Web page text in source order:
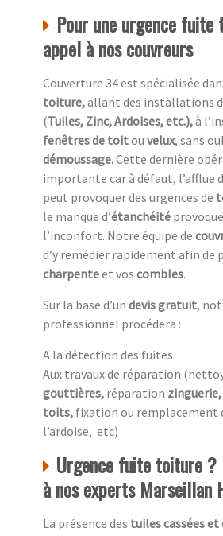
Pour une urgence
appel à nos couvreurs
Couverture 34 est spécialisée
toiture,allant des installations
(Tuiles, Zinc, Ardoises, etc.),à
fenêtres de toitou velux, sans
démoussage.Cette dernière
importante car à défaut, l’afflue
peut provoquer des urgences de
le manque d’étanchéité
l’inconfort. Notre équipe de
d’y remédier rapidement afin de
charpenteet vos combles.
Sur la base d’un devis gratuit,
professionnel procédera :
A la détection des fuites
Aux travaux de réparation
gouttières, réparation
toits, fixation ou remplacement
l’ardoise, etc)
Urgence fuite toiture ?
à nos experts Marseillan
La présence des tuiles cassées et